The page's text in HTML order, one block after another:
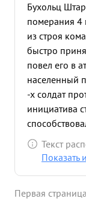
Бухольц
померания 4
из строя
быстро
повел его в
населенный
-х солдат
инициатива
...» Текст
Показать
Первая